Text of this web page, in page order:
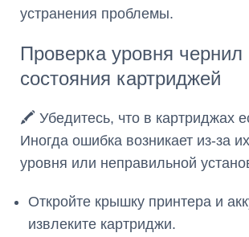
устранения проблемы.
Проверка уровня чернил
состояния картриджей
🖍️ Убедитесь, что в картриджах
Иногда ошибка возникает из-за
уровня или неправильной
Откройте крышку принтера и
извлеките картриджи.